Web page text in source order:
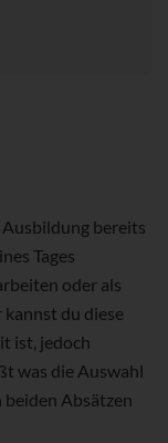
bereits
Tages
oder als
du diese
ist, jedoch
was die Auswahl
Absätzen